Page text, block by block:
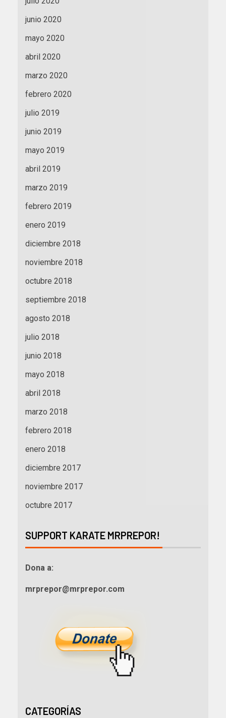
junio 2020
mayo 2020
abril 2020
marzo 2020
febrero 2020
julio 2019
junio 2019
mayo 2019
abril 2019
marzo 2019
febrero 2019
enero 2019
diciembre 2018
noviembre 2018
octubre 2018
septiembre 2018
agosto 2018
julio 2018
junio 2018
mayo 2018
abril 2018
marzo 2018
febrero 2018
enero 2018
diciembre 2017
noviembre 2017
octubre 2017
SUPPORT KARATE MRPREPOR!
Dona a:
mrprepor@mrprepor.com
CATEGORÍAS